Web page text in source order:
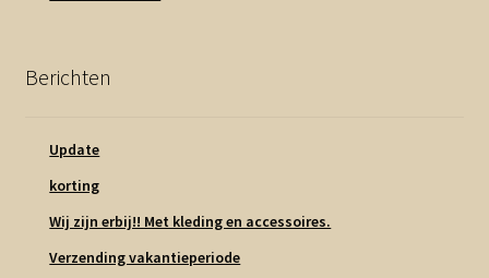
Berichten
Update
korting
Wij zijn erbij!! Met kleding en accessoires.
Verzending vakantieperiode